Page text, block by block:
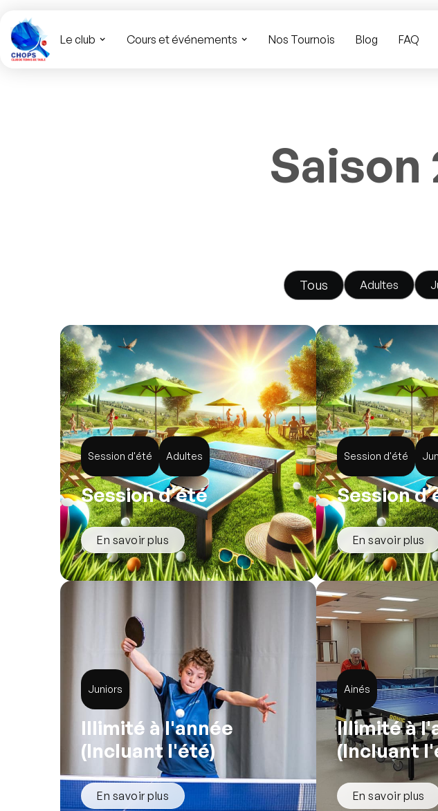
Le club Cours et événements Nos Tournois Blog FAQ
Saison
Tous Adultes
Session d'été Adultes
Session d'été
En savoir plus
Session d'été
Session
En savoir plus
Juniors
Illimité à l'année
(Incluant l'été)
En savoir plus
Ainés
Illimité à
(Incluant
En savoir plus